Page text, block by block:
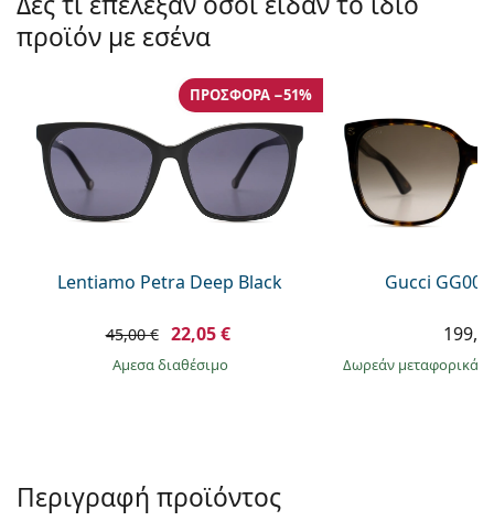
Όλες οι μάρκες
Persol
Όλες οι μάρκες
Όλα τα υγρά φακών
προϊόν με εσένα
Lentiamo Petra Deep Black
ΠΡΟΣΦΟΡΆ −51%
45,00 € 22,05 €
άμεσα διαθέσιμο
Gucci
Δωρεάν μεταφορικά
Περιγραφή προϊόντος